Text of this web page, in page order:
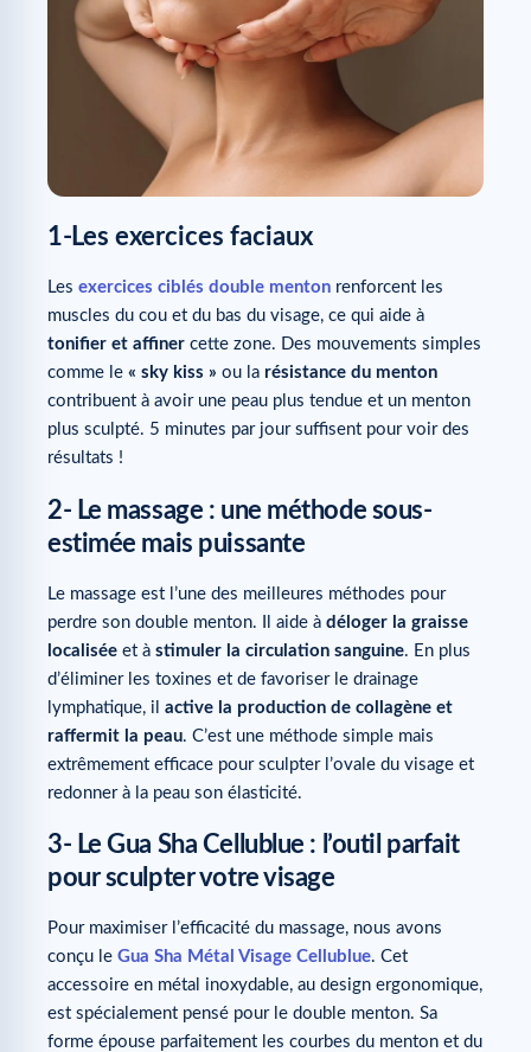
1-Les exercices faciaux
Les exercices ciblés double menton renforcent les
muscles du cou et du bas du visage, ce qui aide à
tonifier et affiner cette zone. Des mouvements simples
comme le « sky kiss » ou la résistance du menton
contribuent à avoir une peau plus tendue et un menton
plus sculpté. 5 minutes par jour suffisent pour voir des
résultats !
2- Le massage : une méthode sous-
estimée mais puissante
Le massage est l’une des meilleures méthodes pour
perdre son double menton. Il aide à déloger la graisse
localisée et à stimuler la circulation sanguine. En plus
d’éliminer les toxines et de favoriser le drainage
lymphatique, il active la production de collagène et
raffermit la peau. C’est une méthode simple mais
extrêmement efficace pour sculpter l’ovale du visage et
redonner à la peau son élasticité.
3- Le Gua Sha Cellublue : l’outil parfait
pour sculpter votre visage
Pour maximiser l’efficacité du massage, nous avons
conçu le Gua Sha Métal Visage Cellublue. Cet
accessoire en métal inoxydable, au design ergonomique,
est spécialement pensé pour le double menton. Sa
forme épouse parfaitement les courbes du menton et du